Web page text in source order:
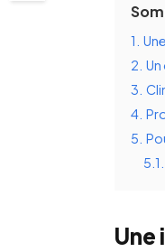
1.
2.
3.
4.
5.
5.1.
Une